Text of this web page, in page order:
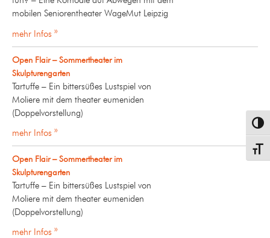
mobilen Seniorentheater WageMut Leipzig
mehr Infos »
Open Flair – Sommertheater im
Skulpturengarten
Tartuffe – Ein bittersüßes Lustspiel von
Moliere mit dem theater eumeniden
(Doppelvorstellung)
mehr Infos »
Open Flair – Sommertheater im
Skulpturengarten
Tartuffe – Ein bittersüßes Lustspiel von
Moliere mit dem theater eumeniden
(Doppelvorstellung)
mehr Infos »